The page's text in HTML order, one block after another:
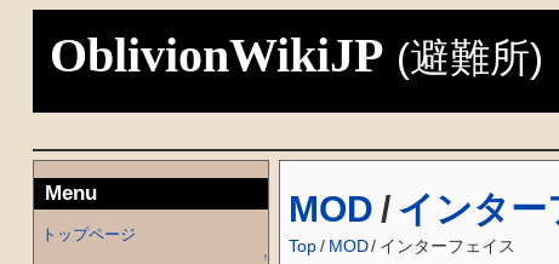
OblivionWikiJP (避難所)
MOD / インター
Top / MOD/ インターフェイス
Menu
トップページ
↑